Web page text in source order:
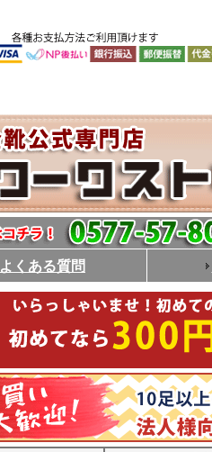
よくある質問